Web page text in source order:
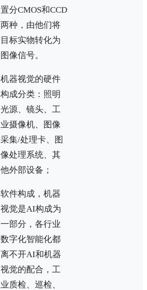
置分CMOS和CCD
两种，由他们将
目标实物转化为
图像信号。
机器视觉的硬件
构成分类：照明
光源、镜头、工
业摄像机、图像
采集/处理卡、图
像处理系统、其
他外部设备；
软件构成，机器
视觉是AI构成为
一部分，各行业
数字化智能化都
离不开AI和机器
视觉的配合，工
业质检、巡检、